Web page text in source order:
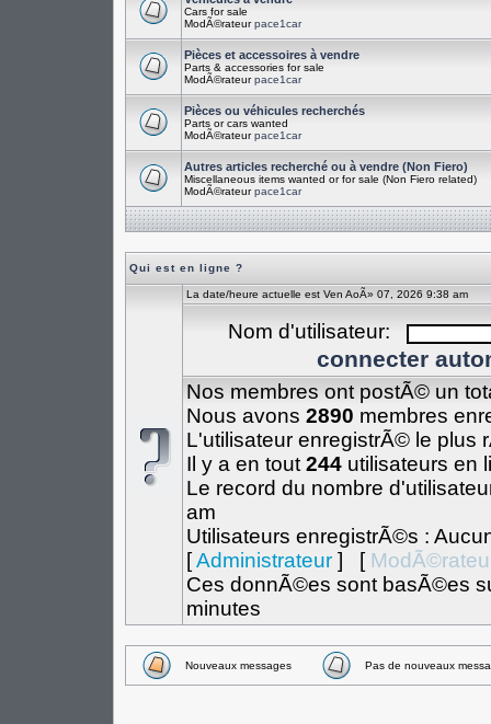
Cars for sale
ModÃ©rateurpace1car
Pièces et accessoires à vendre
Parts & accessories for sale
ModÃ©rateurpace1car
Pièces ou véhicules recherchés
Parts or cars wanted
ModÃ©rateurpace1car
Autres articles recherché ou à vendre (Non Fiero)
Miscellaneous items wanted or for sale (Non Fiero related)
ModÃ©rateurpace1car
Qui est en ligne ?
La date/heure actuelle est Ven AoÃ» 07, 2026 9:38 am
Nom d'utilisateur:
connecter
Nos membres ont postÃ© un
Nous avons 2890 membres
L'utilisateur enregistrÃ© le plus
Il y a en tout 244utilisateurs en
Le record du nombre
am
Utilisateurs enregistrÃ©s :
[Administrateur] [
Ces donnÃ©es sont basÃ©es
minutes
Nouveaux messages Pas de nouveaux